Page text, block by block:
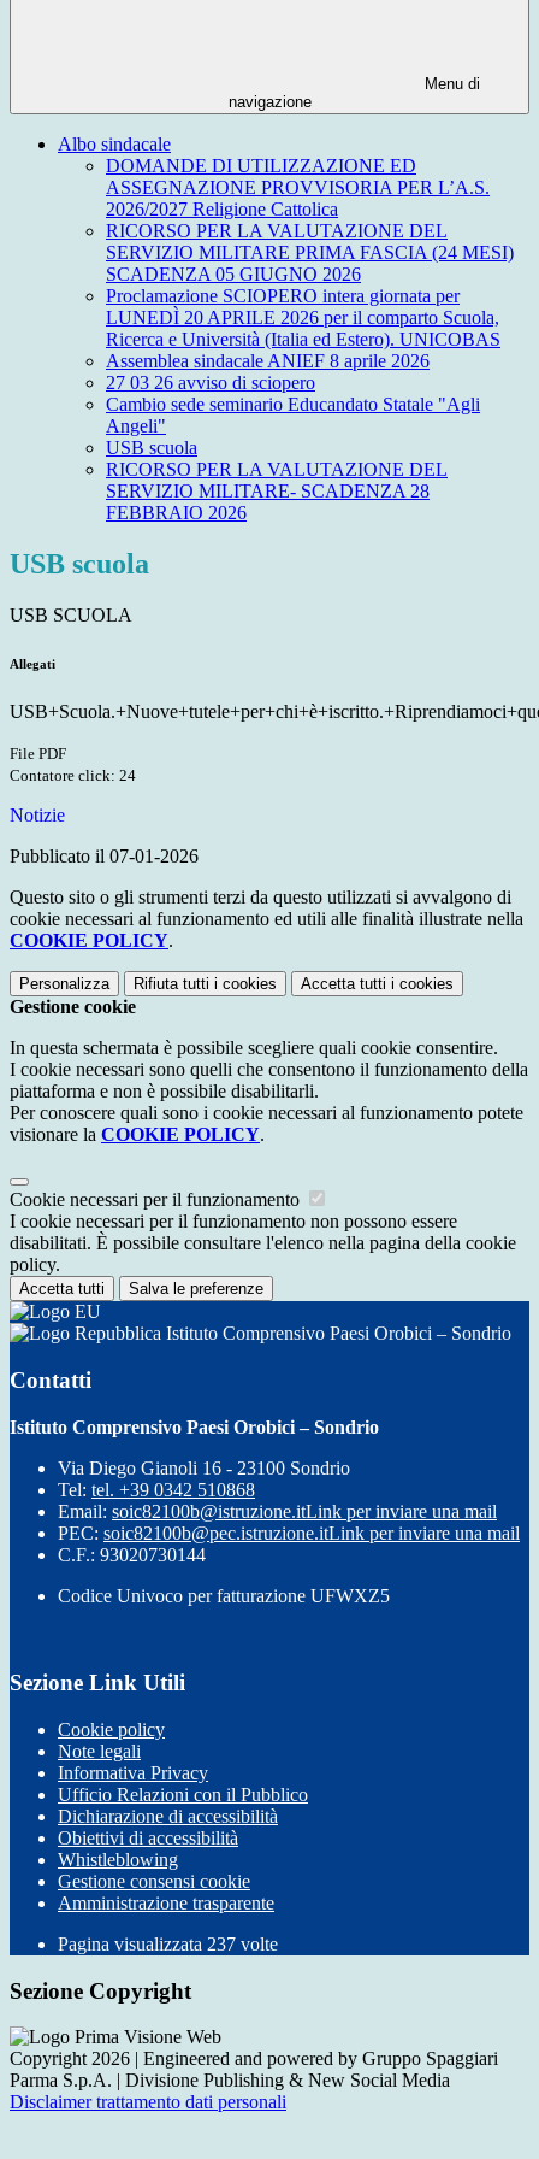
Menu di
navigazione
Albo sindacale
DOMANDE DI UTILIZZAZIONE ED
ASSEGNAZIONE PROVVISORIA PER L’A.S.
2026/2027 Religione Cattolica
RICORSO PER LA VALUTAZIONE DEL
SERVIZIO MILITARE PRIMA FASCIA (24 MESI)
SCADENZA 05 GIUGNO 2026
Proclamazione SCIOPERO intera giornata per
LUNEDÌ 20 APRILE 2026 per il comparto Scuola,
Ricerca e Università (Italia ed Estero). UNICOBAS
Assemblea sindacale ANIEF 8 aprile 2026
27 03 26 avviso di sciopero
Cambio sede seminario Educandato Statale "Agli
Angeli"
USB scuola
RICORSO PER LA VALUTAZIONE DEL
SERVIZIO MILITARE- SCADENZA 28
FEBBRAIO 2026
USB scuola
USB SCUOLA
Allegati
File PDF
Contatore click: 24
Notizie
Pubblicato il 07-01-2026
Questo sito o gli strumenti terzi da questo utilizzati si avvalgono di
cookie necessari al funzionamento ed utili alle finalità illustrate nella
COOKIE POLICY.
Personalizza Rifiuta tutti i cookies Accetta tutti i cookies
Gestione cookie
In questa schermata è possibile scegliere quali cookie consentire.
I cookie necessari sono quelli che consentono il funzionamento della
piattaforma e non è possibile disabilitarli.
Per conoscere quali sono i cookie necessari al funzionamento potete
visionare la COOKIE POLICY.
Cookie necessari per il funzionamento
I cookie necessari per il funzionamento non possono essere
disabilitati. È possibile consultare l'elenco nella pagina della cookie
policy.
Accetta tutti Salva le preferenze
Istituto Comprensivo Paesi Orobici – Sondrio
Contatti
Istituto Comprensivo Paesi Orobici – Sondrio
Via Diego Gianoli 16 - 23100 Sondrio
Tel: tel. +39 0342 510868
Email: soic82100b@istruzione.itLink per inviare una mail
PEC: soic82100b@pec.istruzione.itLink per inviare una mail
C.F.: 93020730144
Codice Univoco per fatturazione UFWXZ5
Sezione Link Utili
Cookie policy
Note legali
Informativa Privacy
Ufficio Relazioni con il Pubblico
Dichiarazione di accessibilità
Obiettivi di accessibilità
Whistleblowing
Gestione consensi cookie
Amministrazione trasparente
Pagina visualizzata 237 volte
Sezione Copyright
Copyright 2026 | Engineered and powered by Gruppo Spaggiari
Parma S.p.A. | Divisione Publishing & New Social Media
Disclaimer trattamento dati personali